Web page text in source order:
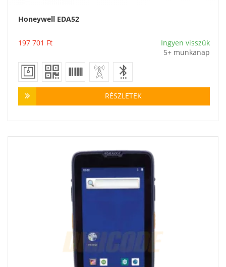
Honeywell EDA52
197 701 Ft
Ingyen visszük
5+ munkanap
RÉSZLETEK